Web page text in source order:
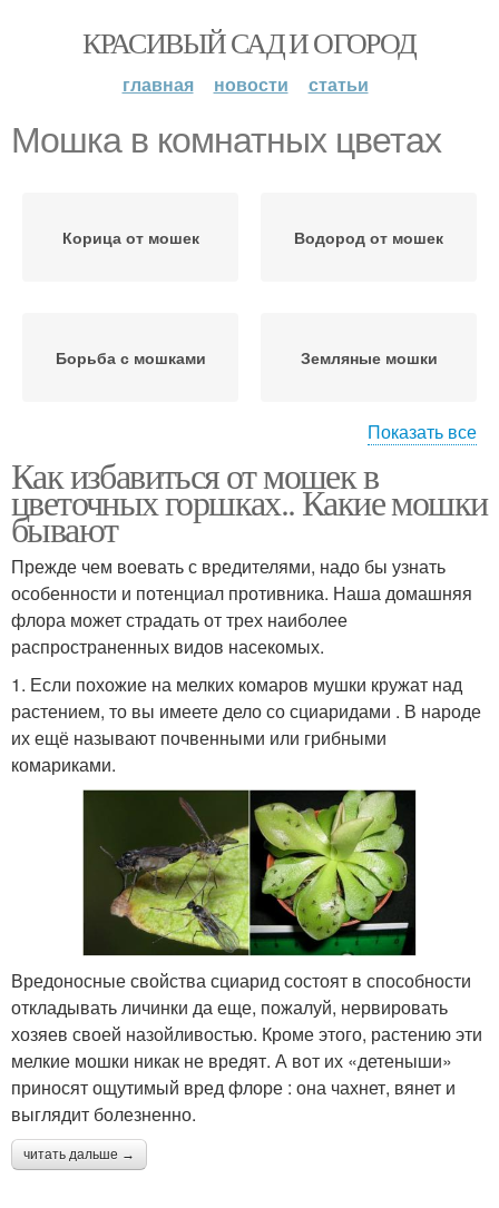
КРАСИВЫЙ САД И ОГОРОД
главная новости статьи
Мошка в комнатных цветах
Корица от мошек Водород от мошек
Борьба с мошками Земляные мошки
Мошка в цветах Цветочные мошки
Мошки в цветах Средства против мошки
Мошка в цветочном
горшке
Лист от мошек
Мелкие мошки
Мошка в цветочных
горшках
Комнатные цветы
Препараты против
мошек
Средство от мошек Черные мошки
Показать все
Как избавиться от мошек в
цветочных горшках.. Какие мошки
бывают
Прежде чем воевать с вредителями, надо бы узнать
особенности и потенциал противника. Наша домашняя
флора может страдать от трех наиболее
распространенных видов насекомых.
1. Если похожие на мелких комаров мушки кружат над
растением, то вы имеете дело со сциаридами . В народе
их ещё называют почвенными или грибными
комариками.
Вредоносные свойства сциарид состоят в способности
откладывать личинки да еще, пожалуй, нервировать
хозяев своей назойливостью. Кроме этого, растению эти
мелкие мошки никак не вредят. А вот их «детеныши»
приносят ощутимый вред флоре : она чахнет, вянет и
выглядит болезненно.
читать дальше →